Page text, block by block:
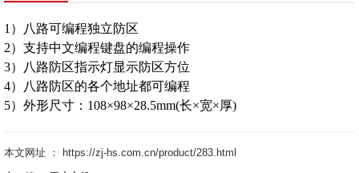
1）八路可编程独立防区
2）支持中文编程键盘的编程操作
3）八路防区指示灯显示防区方位
4）八路防区的各个地址都可编程
5）外形尺寸：108×98×28.5mm(长×宽×厚)
本文网址 ： https://zj-hs.com.cn/product/283.html